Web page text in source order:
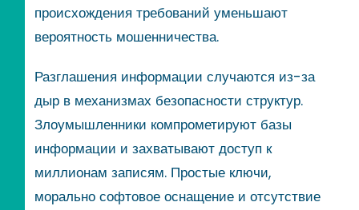
происхождения требований уменьшают
вероятность мошенничества.
Разглашения информации случаются из-за
дыр в механизмах безопасности структур.
Злоумышленники компрометируют базы
информации и захватывают доступ к
миллионам записям. Простые ключи,
морально софтовое оснащение и отсутствие